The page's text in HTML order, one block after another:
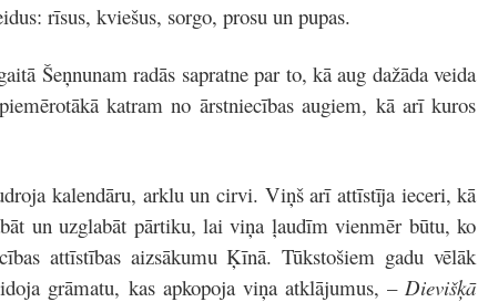
rīsus, kviešus, sorgo, prosu un pupas.
Šeņnunam radās sapratne par to, kā aug dažāda veida
katram no ārstniecības augiem, kā arī kuros
kalendāru, arklu un cirvi. Viņš arī attīstīja ieceri, kā
un uzglabāt pārtiku, lai viņa ļaudīm vienmēr būtu, ko
attīstības aizsākumu Ķīnā. Tūkstošiem gadu vēlāk
grāmatu, kas apkopoja viņa atklājumus, – Dievišķā